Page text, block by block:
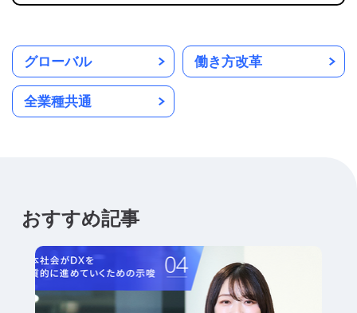
グローバル 働き方改革
全業種共通
おすすめ記事